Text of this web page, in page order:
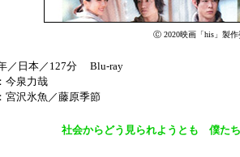
Ⓒ 2020映画「his」製作
／日本／127分
Blu-ray
今泉力哉
宮沢氷魚／藤原季節
社会からどう見られようとも 僕た